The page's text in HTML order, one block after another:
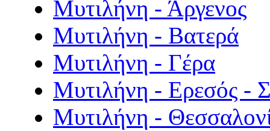
Μυτιλήνη - Άργενος
Μυτιλήνη - Βατερά
Μυτιλήνη - Γέρα
Μυτιλήνη - Ερεσός -
Μυτιλήνη -